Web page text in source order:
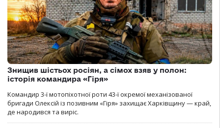
Знищив шістьох росіян, а сімох взяв у полон:
історія командира «Гіря»
Командир 3-ї мотопіхотної роти 43-ї окремої механізованої
бригади Олексій із позивним «Гіря» захищає Харківщину — край,
де народився та виріс.